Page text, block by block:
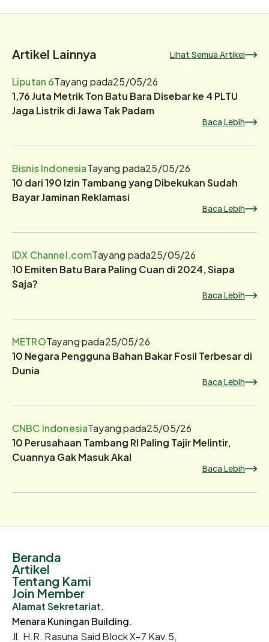
Artikel Lainnya Lihat Semua Artikel
Liputan 6Tayang pada25/05/26
1,76 Juta Metrik Ton Batu Bara Disebar ke 4 PLTU
Jaga Listrik di Jawa Tak Padam
Baca Lebih
Bisnis IndonesiaTayang pada25/05/26
10 dari 190 Izin Tambang yang Dibekukan Sudah
Bayar Jaminan Reklamasi
Baca Lebih
IDX Channel.comTayang pada25/05/26
10 Emiten Batu Bara Paling Cuan di 2024, Siapa
Saja?
Baca Lebih
METROTayang pada25/05/26
10 Negara Pengguna Bahan Bakar Fosil Terbesar di
Dunia
Baca Lebih
CNBC IndonesiaTayang pada25/05/26
10 Perusahaan Tambang RI Paling Tajir Melintir,
Cuannya Gak Masuk Akal
Baca Lebih
Beranda
Artikel
Tentang Kami
Join Member
Alamat Sekretariat.
Menara Kuningan Building.
Jl. H.R. Rasuna Said Block X-7 Kav.5,